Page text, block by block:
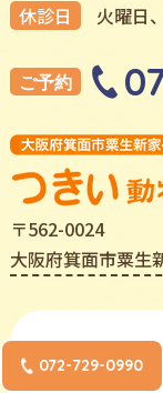
072-729-0990
休診日
⽕曜⽇
ご予約
〒562-0024
⼤阪府箕⾯市粟⽣